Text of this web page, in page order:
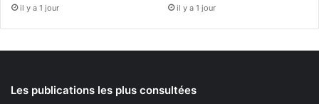
il y a 1 jour il y a 1 jour
Les publications les plus consultées